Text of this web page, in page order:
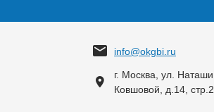
info@okgbi.ru
г. Москва, ул. Наташи
Ковшовой, д.14, стр.2